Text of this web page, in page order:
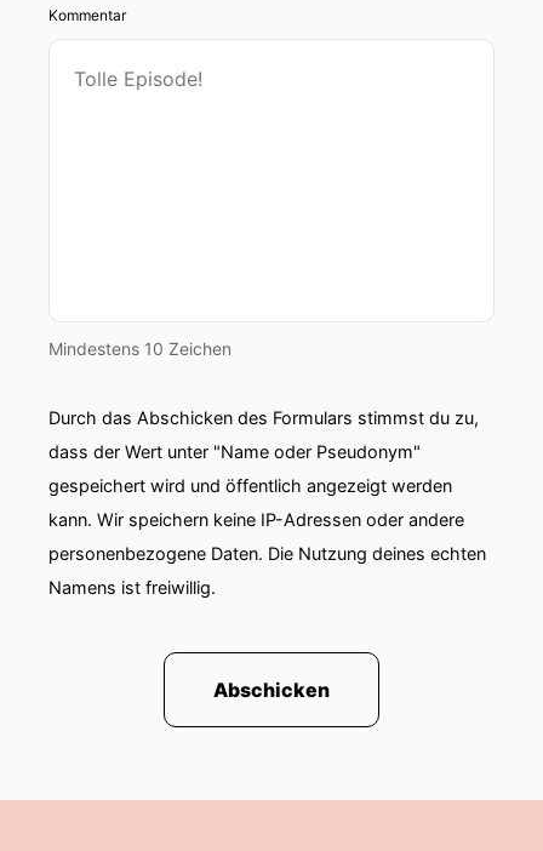
Kommentar
Mindestens 10 Zeichen
Durch das Abschicken des Formulars stimmst du zu,
dass der Wert unter "Name oder Pseudonym"
gespeichert wird und öffentlich angezeigt werden
kann. Wir speichern keine IP-Adressen oder andere
personenbezogene Daten. Die Nutzung deines echten
Namens ist freiwillig.
Abschicken